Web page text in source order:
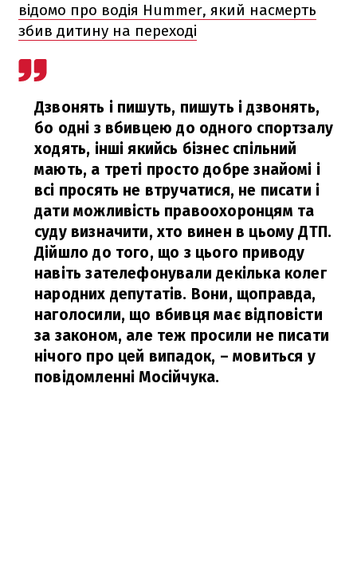
відомо про водія Hummer, який насмерть
збив дитину на переході
Дзвонять і пишуть, пишуть і дзвонять,
бо одні з вбивцею до одного спортзалу
ходять, інші якийсь бізнес спільний
мають, а треті просто добре знайомі і
всі просять не втручатися, не писати і
дати можливість правоохоронцям та
суду визначити, хто винен в цьому ДТП.
Дійшло до того, що з цього приводу
навіть зателефонували декілька колег
народних депутатів. Вони, щоправда,
наголосили, що вбивця має відповісти
за законом, але теж просили не писати
нічого про цей випадок, – мовиться у
повідомленні Мосійчука.